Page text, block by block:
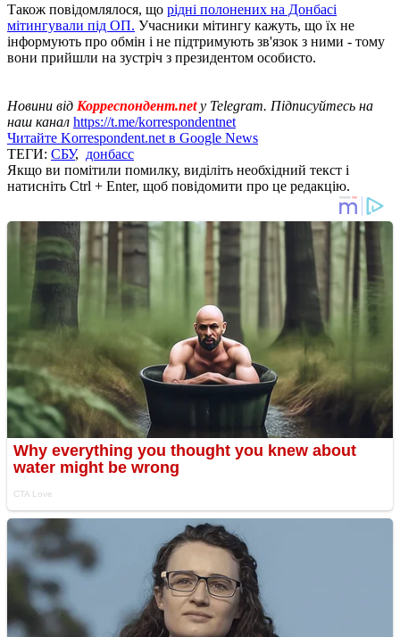
Також повідомлялося, що рідні полонених на Донбасі
мітингували під ОП. Учасники мітингу кажуть, що їх не
інформують про обмін і не підтримують зв'язок з ними - тому
вони прийшли на зустріч з президентом особисто.
Новини від Корреспондент.net у Telegram. Підписуйтесь на
наш канал https://t.me/korrespondentnet
Читайте Korrespondent.net в Google News
ТЕГИ: СБУ, донбасс
Якщо ви помітили помилку, виділіть необхідний текст і
натисніть Ctrl + Enter, щоб повідомити про це редакцію.